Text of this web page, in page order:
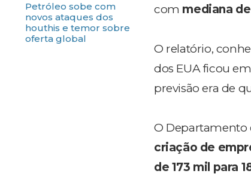
Petróleo sobe com
novos ataques dos
houthis e temor sobre
oferta global
com mediana de
O relatório,
dos EUA ficou
previsão era de
O
criação de
de 173 mil para